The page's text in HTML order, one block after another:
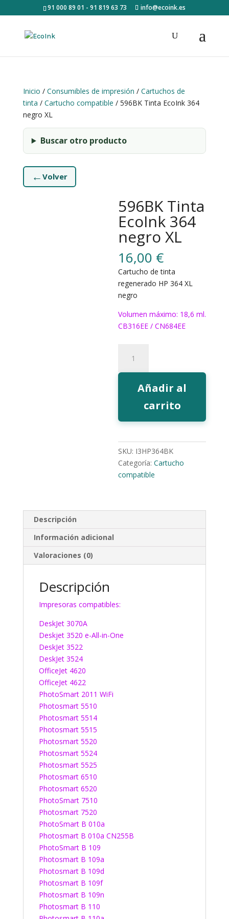
91 000 89 01 - 91 819 63 73 info@ecoink.es
Inicio / Consumibles de impresión / Cartuchos de
tinta / Cartucho compatible / 596BK Tinta EcoInk 364
negro XL
Buscar otro producto
← Volver
596BK Tinta
EcoInk 364
negro XL
16,00 €
Cartucho de tinta
regenerado HP 364 XL
negro
Volumen máximo: 18,6 ml.
CB316EE / CN684EE
Tinta
EcoInk
cantidad
Añadir al
carrito
SKU: I3HP364BK
Categoría:Cartucho
compatible
Descripción
Información adicional
Valoraciones (0)
Descripción
Impresoras compatibles:
DeskJet 3070A
Deskjet 3520 e-All-in-One
DeskJet 3522
DeskJet 3524
OfficeJet 4620
OfficeJet 4622
PhotoSmart 2011 WiFi
Photosmart 5510
Photosmart 5514
Photosmart 5515
Photosmart 5520
Photosmart 5524
Photosmart 5525
Photosmart 6510
Photosmart 6520
PhotoSmart 7510
Photosmart 7520
PhotoSmart B 010a
Photosmart B 010a CN255B
PhotoSmart B 109
Photosmart B 109a
Photosmart B 109d
Photosmart B 109f
Photosmart B 109n
Photosmart B 110